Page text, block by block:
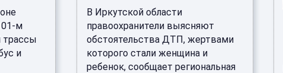
м
трассы
и
В Иркутской области
правоохранители выясняют
обстоятельства ДТП, жертвами
которого стали женщина и
ребенок, сообщает региональная